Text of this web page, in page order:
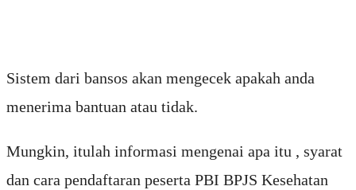
Sistem dari bansos akan mengecek apakah anda
menerima bantuan atau tidak.
Mungkin, itulah informasi mengenai apa itu , syarat
dan cara pendaftaran peserta PBI BPJS Kesehatan